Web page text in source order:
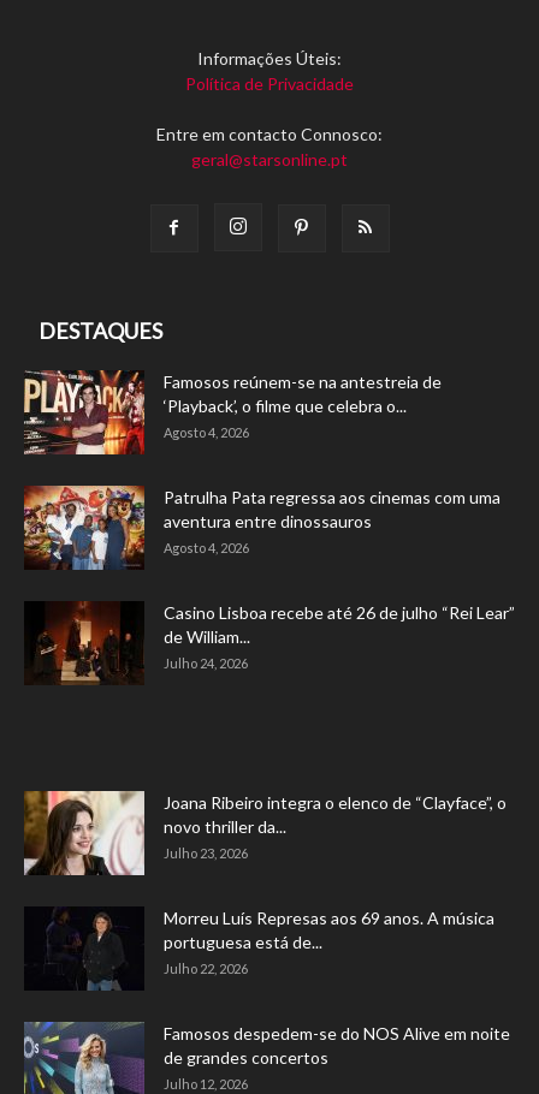
Informações Úteis:
Política de Privacidade
Entre em contacto Connosco:
geral@starsonline.pt
DESTAQUES
Famosos reúnem-se na antestreia de
‘Playback’, o filme que celebra o...
Agosto 4, 2026
Patrulha Pata regressa aos cinemas com uma
aventura entre dinossauros
Agosto 4, 2026
Casino Lisboa recebe até 26 de julho “Rei Lear”
de William...
Julho 24, 2026
Joana Ribeiro integra o elenco de “Clayface”, o
novo thriller da...
Julho 23, 2026
Morreu Luís Represas aos 69 anos. A música
portuguesa está de...
Julho 22, 2026
Famosos despedem-se do NOS Alive em noite
de grandes concertos
Julho 12, 2026